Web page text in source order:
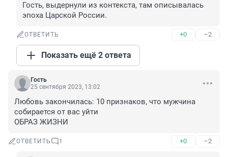
Гость, выдернули из контекста, там описывалась
эпоха Царской России.
ОТВЕТИТЬ +0 –2
Показать ещё 2 ответа
Гость
25 сентября 2023, 13:02
Любовь закончилась: 10 признаков, что мужчина
собирается от вас уйти
ОБРАЗ ЖИЗНИ
ОТВЕТИТЬ 1 +0 –2